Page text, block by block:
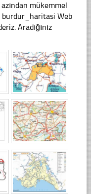
mükemmel
burdur_haritasi Web
Aradığınız